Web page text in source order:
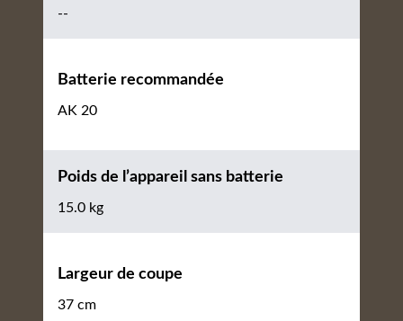
--
Batterie recommandée
AK 20
Poids de l’appareil sans batterie
15.0 kg
Largeur de coupe
37 cm